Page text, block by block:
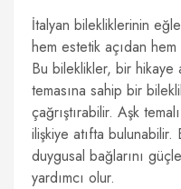
İtalyan bilekliklerinin
hem estetik açıdan
Bu bileklikler, bir hikaye
temasına sahip bir
çağrıştırabilir. Aşk
ilişkiye atıfta
duygusal bağlarını
yardımcı olur.